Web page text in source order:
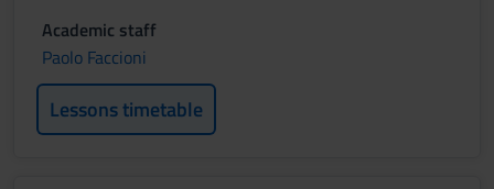
Academic staff
Paolo Faccioni
Lessons timetable